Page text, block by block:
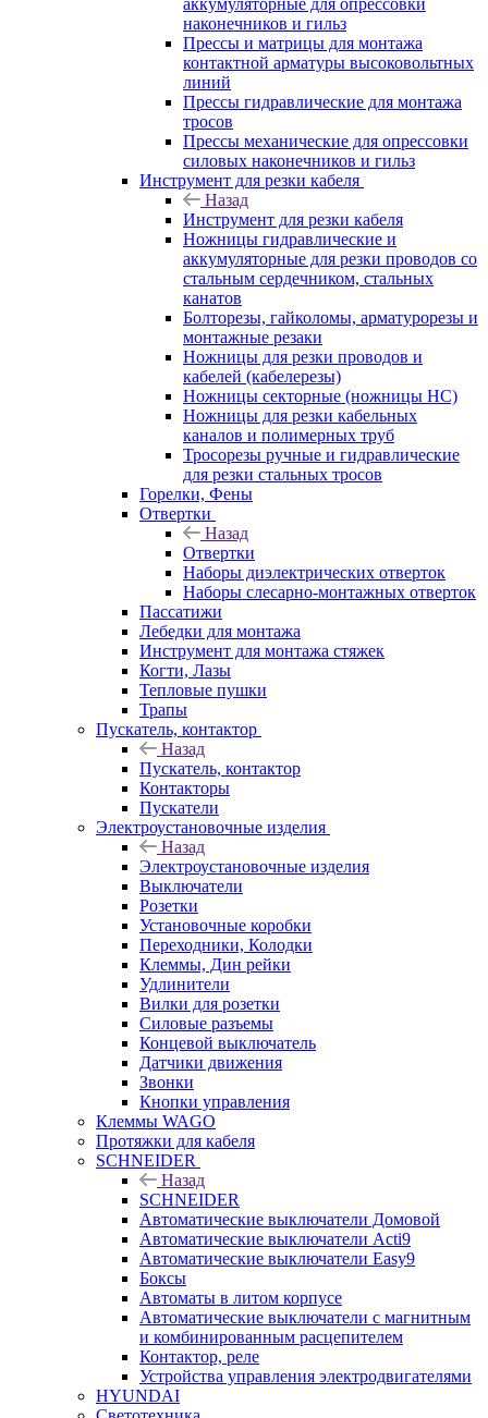
аккумуляторные для опрессовки
наконечников и гильз
Прессы и матрицы для монтажа
контактной арматуры высоковольтных
линий
Прессы гидравлические для монтажа
тросов
Прессы механические для опрессовки
силовых наконечников и гильз
Инструмент для резки кабеля
Назад
Инструмент для резки кабеля
Ножницы гидравлические и
аккумуляторные для резки проводов со
стальным сердечником, стальных
канатов
Болторезы, гайколомы, арматурорезы и
монтажные резаки
Ножницы для резки проводов и
кабелей (кабелерезы)
Ножницы секторные (ножницы НС)
Ножницы для резки кабельных
каналов и полимерных труб
Тросорезы ручные и гидравлические
для резки стальных тросов
Горелки, Фены
Отвертки
Назад
Отвертки
Наборы диэлектрических отверток
Наборы слесарно-монтажных отверток
Пассатижи
Лебедки для монтажа
Инструмент для монтажа стяжек
Когти, Лазы
Тепловые пушки
Трапы
Пускатель, контактор
Назад
Пускатель, контактор
Контакторы
Пускатели
Электроустановочные изделия
Назад
Электроустановочные изделия
Выключатели
Розетки
Установочные коробки
Переходники, Колодки
Клеммы, Дин рейки
Удлинители
Вилки для розетки
Силовые разъемы
Концевой выключатель
Датчики движения
Звонки
Кнопки управления
Клеммы WAGO
Протяжки для кабеля
SCHNEIDER
Назад
SCHNEIDER
Автоматические выключатели Домовой
Автоматические выключатели Acti9
Автоматические выключатели Easy9
Боксы
Автоматы в литом корпусе
Автоматические выключатели с магнитным
и комбинированным расцепителем
Контактор, реле
Устройства управления электродвигателями
HYUNDAI